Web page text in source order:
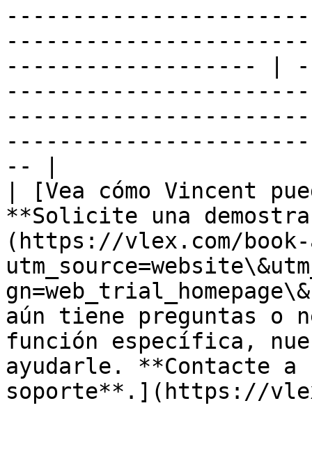
------------------- |
-- |
| [Vea cómo Vincent
**Solicite una
(https://vlex.com/book-
aún tiene preguntas o
función específica,
ayudarle. **Contacte a